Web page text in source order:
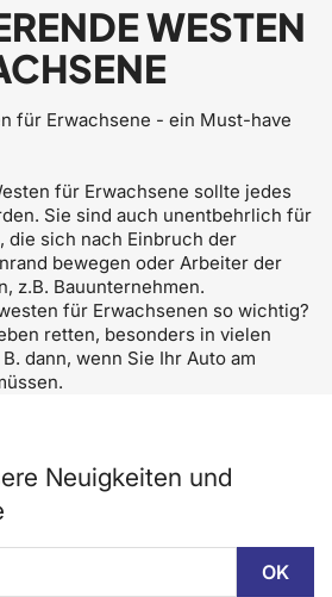
WESTEN
für Erwachsene - ein Must-have
für Erwachsene sollte jedes
Sie sind auch unentbehrlich für
die sich nach Einbruch der
bewegen oder Arbeiter der
z.B. Bauunternehmen.
für Erwachsenen so wichtig?
retten, besonders in vielen
dann, wenn Sie Ihr Auto am
Neuigkeiten und